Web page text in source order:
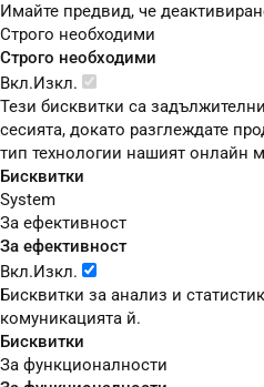
Имайте предвид, че
Строго необходими
Строго необходими
Вкл.Изкл.
Тези бисквитки са
сесията, докато разглеждате
тип технологии нашият онлайн
Бисквитки
System
За ефективност
За ефективност
Вкл.Изкл.
Бисквитки за анализ и
комуникацията й.
Бисквитки
За функционалности